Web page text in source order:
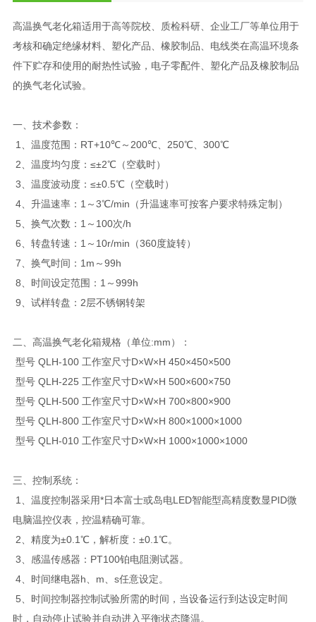
高温换气老化箱适用于高等院校、质检科研、企业工厂等单位用于
考核和确定绝缘材料、塑化产品、橡胶制品、电线类在高温环境条
件下贮存和使用的耐热性试验，电子零配件、塑化产品及橡胶制品
的换气老化试验。
一、技术参数：
1、温度范围：RT+10℃～200℃、250℃、300℃
2、温度均匀度：≤±2℃（空载时）
3、温度波动度：≤±0.5℃（空载时）
4、升温速率：1～3℃/min（升温速率可按客户要求特殊定制）
5、换气次数：1～100次/h
6、转盘转速：1～10r/min（360度旋转）
7、换气时间：1m～99h
8、时间设定范围：1～999h
9、试样转盘：2层不锈钢转架
二、高温换气老化箱规格（单位:mm）：
型号 QLH-100 工作室尺寸D×W×H 450×450×500
型号 QLH-225 工作室尺寸D×W×H 500×600×750
型号 QLH-500 工作室尺寸D×W×H 700×800×900
型号 QLH-800 工作室尺寸D×W×H 800×1000×1000
型号 QLH-010 工作室尺寸D×W×H 1000×1000×1000
三、控制系统：
1、温度控制器采用*日本富士或岛电LED智能型高精度数显PID微
电脑温控仪表，控温精确可靠。
2、精度为±0.1℃，解析度：±0.1℃。
3、感温传感器：PT100铂电阻测试器。
4、时间继电器h、m、s任意设定。
5、时间控制器控制试验所需的时间，当设备运行到达设定时间
时，自动停止试验并自动进入平衡状态降温。